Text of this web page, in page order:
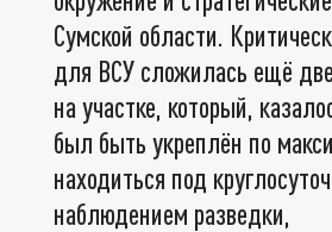
Сумской области.
для ВСУ сложилась ещё
на участке, который,
был быть укреплён по
находиться под
наблюдением разведки,